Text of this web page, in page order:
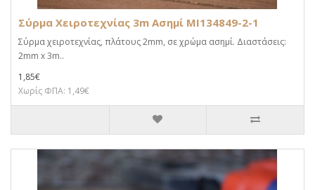
Σύρμα Χειροτεχνίας 3m Ασημί MI134849-2-1
Σύρμα χειροτεχνίας, πλάτους 2mm, σε χρώμα ασημί. Διαστάσεις:
2mm x 3m..
1,85€
Χωρίς ΦΠΑ: 1,49€